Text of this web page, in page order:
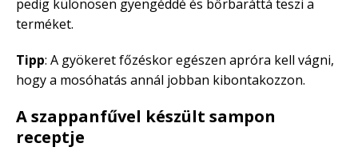
pedig különösen gyengéddé és bőrbaráttá teszi a
terméket.
Tipp: A gyökeret főzéskor egészen apróra kell vágni,
hogy a mosóhatás annál jobban kibontakozzon.
A szappanfűvel készült sampon
receptje